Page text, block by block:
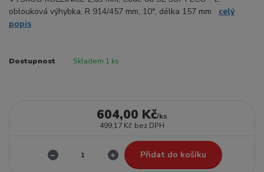
oblouková výhybka, R 914/457 mm, 10°, délka 157 mm celý
popis
Dostupnost Skladem 1 ks
604,00 Kč/ks
499,17 Kč bez DPH
Přidat do košíku